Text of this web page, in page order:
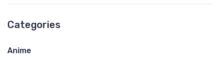
Categories
Anime